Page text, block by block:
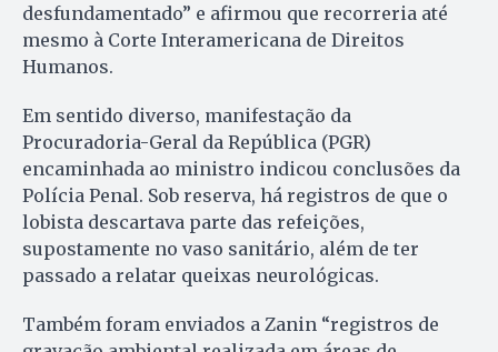
desfundamentado” e afirmou que recorreria até
mesmo à Corte Interamericana de Direitos
Humanos.
Em sentido diverso, manifestação da
Procuradoria-Geral da República (PGR)
encaminhada ao ministro indicou conclusões da
Polícia Penal. Sob reserva, há registros de que o
lobista descartava parte das refeições,
supostamente no vaso sanitário, além de ter
passado a relatar queixas neurológicas.
Também foram enviados a Zanin “registros de